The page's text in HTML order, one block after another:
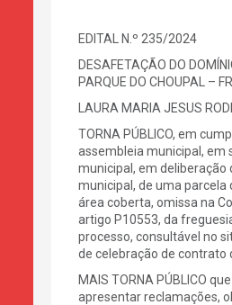
EDITAL N.º 235/2024
DESAFETAÇÃO DO
PARQUE DO CHOUPAL –
LAURA MARIA JESUS
TORNA PÚBLICO, em
assembleia municipal, em
municipal, em
municipal, de uma parcela
área coberta, omissa na
artigo P10553, da
processo, consultável no
de celebração de contrato
MAIS TORNA PÚBLICO
apresentar reclamações,